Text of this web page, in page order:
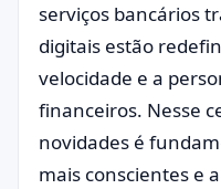
serviços bancários
digitais estão
velocidade e a
financeiros. Nesse
novidades é
mais conscientes e